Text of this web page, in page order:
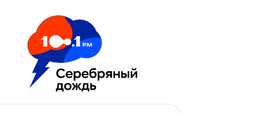
Москва 100.1 FM
Апатиты